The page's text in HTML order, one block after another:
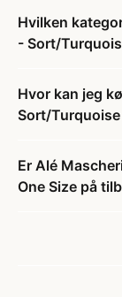
Hvilken
- Sort/
Hvor kan jeg
Sort/Turquoise
Er Alé
One Size på